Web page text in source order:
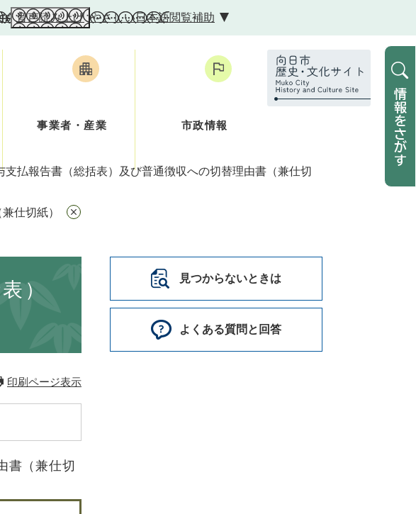
音声読み上げ やさしい日本語閲覧補助
事業者・産業 市政情報
支払報告書（総括表）及び普通徴収への切替理由書（兼仕切
仕切紙）
）
印刷ページ表示
書（兼仕切
見つからないときは
よくある質問と回答